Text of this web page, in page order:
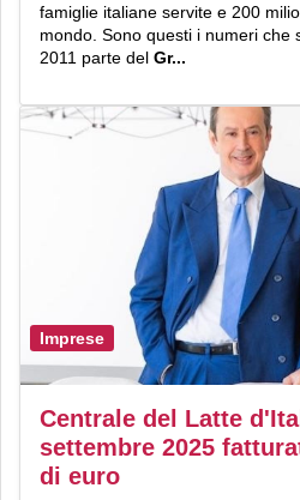
famiglie italiane servite e 200
mondo. Sono questi i numeri che
2011 parte del Gr...
Imprese
Centrale del Latte
settembre 2025
di euro